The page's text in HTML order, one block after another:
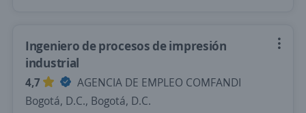
Ingeniero de procesos de impresión
industrial
4,7
AGENCIA DE EMPLEO COMFANDI
Bogotá, D.C., Bogotá, D.C.